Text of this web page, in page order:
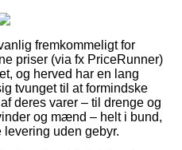
fremkommeligt for
priser (via fx PriceRunner)
og herved har en lang
tvunget til at formindske
deres varer – til drenge og
og mænd – helt i bund,
uden gebyr.